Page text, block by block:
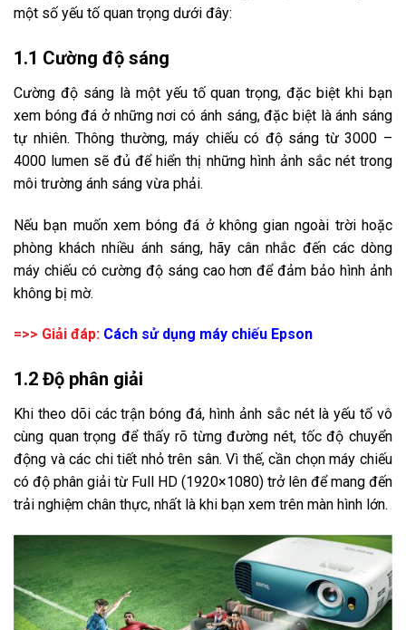
một số yếu tố quan trọng dưới đây:
1.1 Cường độ sáng
Cường độ sáng là một yếu tố quan trọng, đặc biệt khi bạn
xem bóng đá ở những nơi có ánh sáng, đặc biệt là ánh sáng
tự nhiên. Thông thường, máy chiếu có độ sáng từ 3000 –
4000 lumen sẽ đủ để hiển thị những hình ảnh sắc nét trong
môi trường ánh sáng vừa phải.
Nếu bạn muốn xem bóng đá ở không gian ngoài trời hoặc
phòng khách nhiều ánh sáng, hãy cân nhắc đến các dòng
máy chiếu có cường độ sáng cao hơn để đảm bảo hình ảnh
không bị mờ.
=>> Giải đáp: Cách sử dụng máy chiếu Epson
1.2 Độ phân giải
Khi theo dõi các trận bóng đá, hình ảnh sắc nét là yếu tố vô
cùng quan trọng để thấy rõ từng đường nét, tốc độ chuyển
động và các chi tiết nhỏ trên sân. Vì thế, cần chọn máy chiếu
có độ phân giải từ Full HD (1920×1080) trở lên để mang đến
trải nghiệm chân thực, nhất là khi bạn xem trên màn hình lớn.